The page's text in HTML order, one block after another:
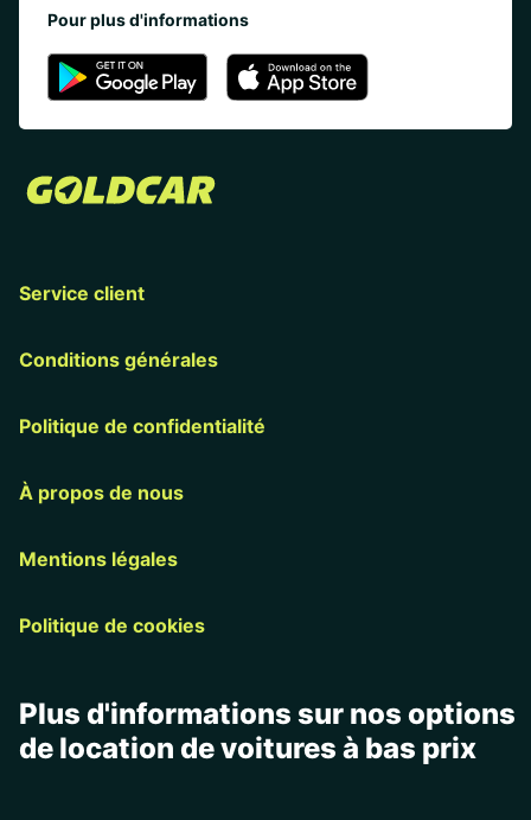
Pour plus d'informations
Service client
Conditions générales
Politique de confidentialité
À propos de nous
Mentions légales
Politique de cookies
Plus d'informations sur nos options
de location de voitures à bas prix